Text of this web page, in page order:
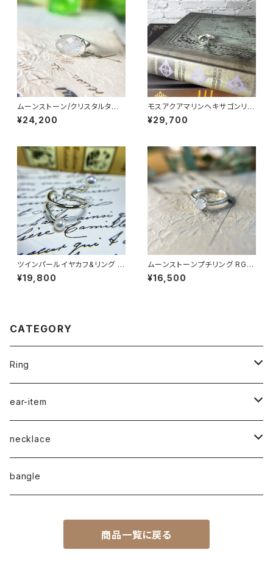
ムーンストーン/クリスタルタブ
レットリング RG21-155
¥24,200
モスアクアマリンヘキサゴンリン
グ RG25-257
¥29,700
ツインパールイヤカフ&リング E
A24-021
¥19,800
ムーンストーンプチリング RG2
3-226
¥16,500
CATEGORY
Ring
naturalstone-ring
plain-ring
ear-item
pierced earrings
earcuff
necklace
pearl
bangle
商品一覧に戻る